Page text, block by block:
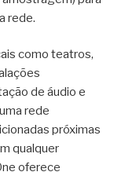
rede.
como teatros,
de áudio e
rede
próximas
qualquer
oferece